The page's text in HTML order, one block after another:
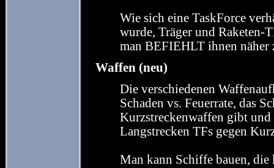
Wie sich eine TaskForce
wurde, Träger und Raketen-
man BEFIEHLT ihnen näher
Waffen (neu)
Die verschiedenen
Schaden vs. Feuerrate, das
Kurzstreckenwaffen gibt
Langstrecken TFs gegen
Man kann Schiffe bauen, die